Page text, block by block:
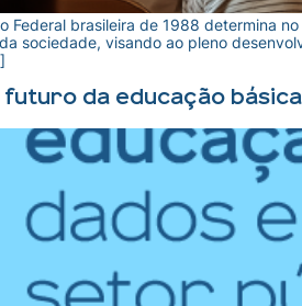
Federal brasileira de 1988 determina
sociedade, visando ao pleno
futuro da educação